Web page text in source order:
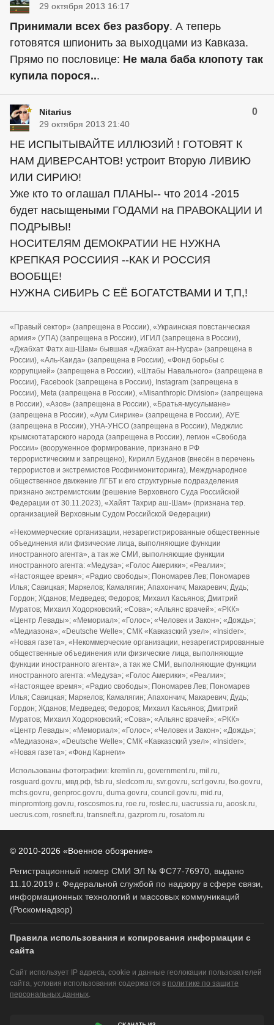
29 октября 2013 16:17
Принимали всех без разбору. А теперь
готовятся шпионить за выходцами из Кавказа.
Прямо по пословице: Не мала баба клопоту так
купила порося...
Nitarius 0
29 октября 2013 21:40
НЕ ИСПЫТЫВАЙТЕ ИЛЛЮЗИЙ ! ГОТОВЯТ К
НАМ ДИВЕРСАНТОВ! устроит Вторую ЛИВИЮ
ИЛИ СИРИЮ!
Уже кто то оглашал ПЛАНЫ-- что 2014 -2015
будет насыщеными ГОДАМИ на ПРАВОКАЦИИ И
ПОДРЫВЫ!
НОСИТЕЛЯМ ДЕМОКРАТИИ НЕ НУЖНА
КРЕПКАЯ РОССИИЯ --КАК И РОССИЯ
ВООБЩЕ!
НУЖНА СИБИРЬ С ЕЁ БОГАТСТВАМИ И Т,П,!
«Правый сектор» (запрещена в России), «Украинская повстанческая
армия» (УПА) (запрещена в России), ИГИЛ (запрещена в России),
«Джабхат Фатх аш-Шам» бывшая «Джабхат ан-Нусра» (запрещена в
России), «Аль-Каида» (запрещена в России), «Фонд борьбы с
коррупцией» (запрещена в России), «Штабы Навального» (запрещена в
России), Facebook (запрещена в России), Instagram (запрещена в
России), Meta (запрещена в России), «Misanthropic Division» (запрещена
в России), «Азов» (запрещена в России), «Братья-мусульмане»
(запрещена в России), «Аум Синрике» (запрещена в России), АУЕ
(запрещена в России), УНА-УНСО (запрещена в России), Меджлис
крымскотатарского народа (запрещена в России), легион «Свобода
России» (вооруженное формирование, признано в РФ
террористическим и запрещено), Кирилл Буданов (внесён в перечень
террористов и экстремистов Росфинмониторинга), Международное
общественное движение ЛГБТ и его структурные подразделения
признано экстремистским (решение Верховного Суда Российской
Федерации от 30.11.2023), «Хайят Тахрир аш-Шам» (признана тер.
организацией Верховным Судом Российской Федерации)
«Некоммерческие организации, незарегистрированные общественные
объединения или физические лица, выполняющие функции
иностранного агента», а так же СМИ, выполняющие функции
иностранного агента: «Медуза»; «Голос Америки»; «Реалии»;
«Настоящее время»; «Радио свободы»; Пономарев Лев; Пономарев
Илья; Савицкая; Маркелов; Камалягин; Апахончич; Макаревич; Дудь;
Гордон; Жданов; Медведев; Федоров; Михаил Касьянов; Дмитрий
Муратов; Михаил Ходорковский; «Сова»; «Альянс врачей»; «РКК»
«Центр Левады»; «Мемориал»; «Голос»; «Человек и Закон»; «Дождь»;
«Медиазона»; «Deutsche Welle»; СМК «Кавказский узел»; «Insider»;
«Новая газета», «Некоммерческие организации, незарегистрированные
общественные объединения или физические лица, выполняющие
функции иностранного агента», а так же СМИ, выполняющие функции
иностранного агента: «Медуза»; «Голос Америки»; «Реалии»;
«Настоящее время»; «Радио свободы»; Пономарев Лев; Пономарев
Илья; Савицкая; Маркелов; Камалягин; Апахончич; Макаревич; Дудь;
Гордон; Жданов; Медведев; Федоров; Михаил Касьянов; Дмитрий
Муратов; Михаил Ходорковский; «Сова»; «Альянс врачей»; «РКК»
«Центр Левады»; «Мемориал»; «Голос»; «Человек и Закон»; «Дождь»;
«Медиазона»; «Deutsche Welle»; СМК «Кавказский узел»; «Insider»;
«Новая газета»; «Фонд Карнеги»
Использованы фотографии: kremlin.ru, government.ru, mil.ru,
rosguard.gov.ru, мвд.рф, fsb.ru, sledcom.ru, svr.gov.ru, scrf.gov.ru, fso.gov.ru,
mchs.gov.ru, genproc.gov.ru, duma.gov.ru, council.gov.ru, mid.ru,
minpromtorg.gov.ru, roscosmos.ru, roe.ru, rostec.ru, uacrussia.ru, aoosk.ru,
uecrus.com, rosneft.ru, transneft.ru, gazprom.ru, rosatom.ru
© 2010-2026 «Военное обозрение»
Регистрационный номер СМИ ЭЛ № ФС77-76970, выдано
11.10.2019 г. Федеральной службой по надзору в сфере связи,
информационных технологий и массовых коммуникаций
(Роскомнадзор)
Правила использования и копирования информации с
сайта
Сайт использует IP адреса, cookie и данные геолокации пользователей
сайта, условия использования содержатся в политике по защите
персональных данных.